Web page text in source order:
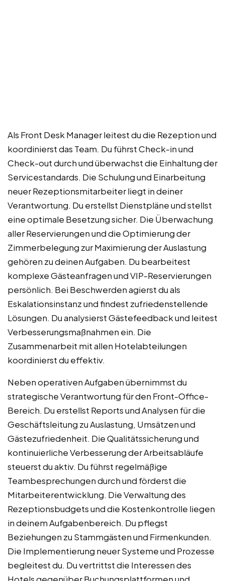
Als Front Desk Manager leitest du die Rezeption und
koordinierst das Team. Du führst Check-in und
Check-out durch und überwachst die Einhaltung der
Servicestandards. Die Schulung und Einarbeitung
neuer Rezeptionsmitarbeiter liegt in deiner
Verantwortung. Du erstellst Dienstpläne und stellst
eine optimale Besetzung sicher. Die Überwachung
aller Reservierungen und die Optimierung der
Zimmerbelegung zur Maximierung der Auslastung
gehören zu deinen Aufgaben. Du bearbeitest
komplexe Gästeanfragen und VIP-Reservierungen
persönlich. Bei Beschwerden agierst du als
Eskalationsinstanz und findest zufriedenstellende
Lösungen. Du analysierst Gästefeedback und leitest
Verbesserungsmaßnahmen ein. Die
Zusammenarbeit mit allen Hotelabteilungen
koordinierst du effektiv.
Neben operativen Aufgaben übernimmst du
strategische Verantwortung für den Front-Office-
Bereich. Du erstellst Reports und Analysen für die
Geschäftsleitung zu Auslastung, Umsätzen und
Gästezufriedenheit. Die Qualitätssicherung und
kontinuierliche Verbesserung der Arbeitsabläufe
steuerst du aktiv. Du führst regelmäßige
Teambesprechungen durch und förderst die
Mitarbeiterentwicklung. Die Verwaltung des
Rezeptionsbudgets und die Kostenkontrolle liegen
in deinem Aufgabenbereich. Du pflegst
Beziehungen zu Stammgästen und Firmenkunden.
Die Implementierung neuer Systeme und Prozesse
begleitest du. Du vertrittst die Interessen des